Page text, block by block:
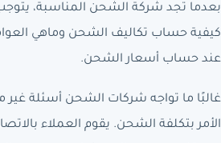
بعدما تجد شركة الشحن المناسبة،
كيفية حساب تكاليف الشحن وماهي
عند حساب أسعار الشحن.
غالبًا ما تواجه شركات الشحن أسئلة غير
الأمر بتكلفة الشحن. يقوم العملاء